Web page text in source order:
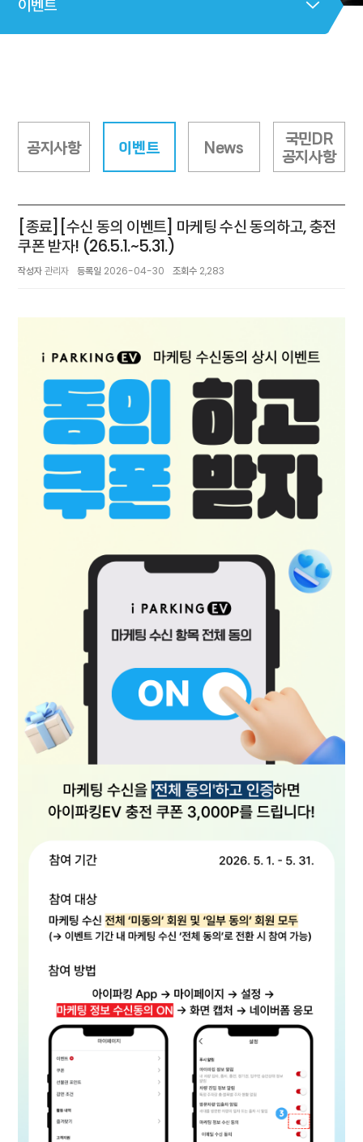
이벤트
공지사항 이벤트 News
국민DR
공지사항
[종료][수신 동의 이벤트] 마케팅 수신 동의하고, 충전
쿠폰 받자! (26.5.1.~5.31.)
작성자관리자 등록일 2026-04-30 조회수 2,283